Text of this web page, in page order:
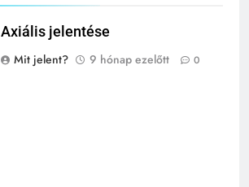
Axiális jelentése
Mit jelent?
9 hónap ezelőtt 0